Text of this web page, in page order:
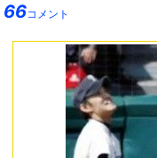
66コメント